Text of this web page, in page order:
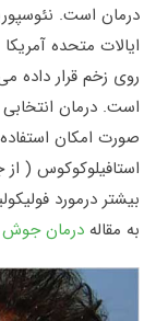
درمان است.
ایالات متحده
روی زخم قرار داده
است. درمان
صورت امکان
بیشتر درمورد
به مقاله درمان جوش